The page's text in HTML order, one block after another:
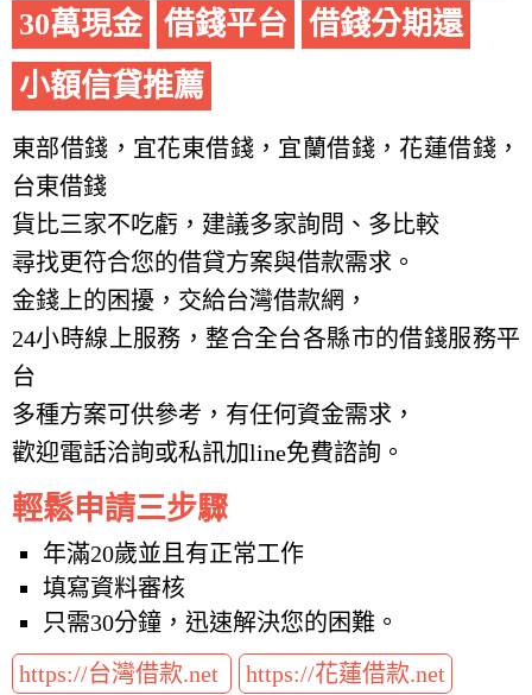
30萬現金 借錢平台
借錢分期還
小額信貸推薦
東部借錢，宜花東借錢，宜蘭借錢，花蓮借錢，
台東借錢
貨比三家不吃虧，建議多家詢問、多比較
尋找更符合您的借貸方案與借款需求。
金錢上的困擾，交給台灣借款網，
24小時線上服務，整合全台各縣市的借錢服務平
台
多種方案可供參考，有任何資金需求，
歡迎電話洽詢或私訊加line免費諮詢。
輕鬆申請三步驟
年滿20歲並且有正常工作
填寫資料審核
只需30分鐘，迅速解決您的困難。
https://台灣借款.net
https://花蓮借款.net